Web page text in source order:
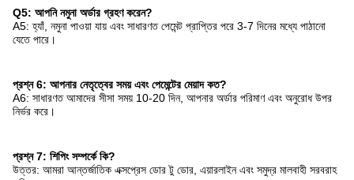
Q5: আপনি নমুনা অর্ডার গ্রহণ করেন?
A5: হ্যাঁ, নমুনা পাওয়া যায় এবং সাধারণত পেমেন্ট প্রাপ্তির পরে 3-7 দিনের মধ্যে পাঠানো
যেতে পারে।
প্রশ্ন 6: আপনার নেতৃত্বের সময় এবং পেমেন্টের মেয়াদ কত?
A6: সাধারণত আমাদের সীসা সময় 10-20 দিন, আপনার অর্ডার পরিমাণ এবং অনুরোধ উপর
নির্ভর করে।
প্রশ্ন 7: শিপিং সম্পর্কে কি?
উত্তর: আমরা আন্তর্জাতিক এক্সপ্রেস ডোর টু ডোর, এয়ারলাইন এবং সমুদ্র মালবাহী সরবরাহ